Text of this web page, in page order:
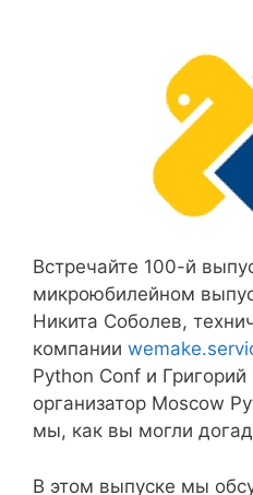
Встречайте 100-й
микроюбилейном
Никита Соболев,
компании
Python Conf и
организатор Moscow
мы, как вы могли
В этом выпуске мы